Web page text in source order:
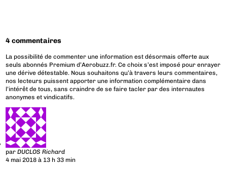
4 commentaires
La possibilité de commenter une information est désormais offerte aux
seuls abonnés Premium d’Aerobuzz.fr. Ce choix s’est imposé pour enrayer
une dérive détestable. Nous souhaitons qu’à travers leurs commentaires,
nos lecteurs puissent apporter une information complémentaire dans
l’intérêt de tous, sans craindre de se faire tacler par des internautes
anonymes et vindicatifs.
parDUCLOS Richard
4 mai 2018 à 13 h 33 min